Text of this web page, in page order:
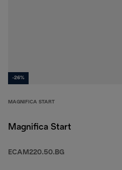
-26%
MAGNIFICA START
Magnifica Start
ECAM220.50.BG